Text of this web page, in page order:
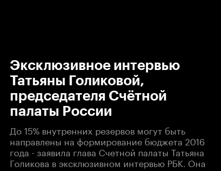
Эксклюзивное интервью
Татьяны Голиковой,
председателя Счётной
палаты России
До 15% внутренних резервов могут быть
направлены на формирование бюджета 2016
года - заявила глава Счетной палаты Татьяна
Голикова в эксклюзивном интервью РБК. Она